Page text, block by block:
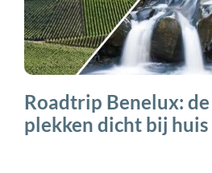
Roadtrip Benelux:
plekken dicht bij huis